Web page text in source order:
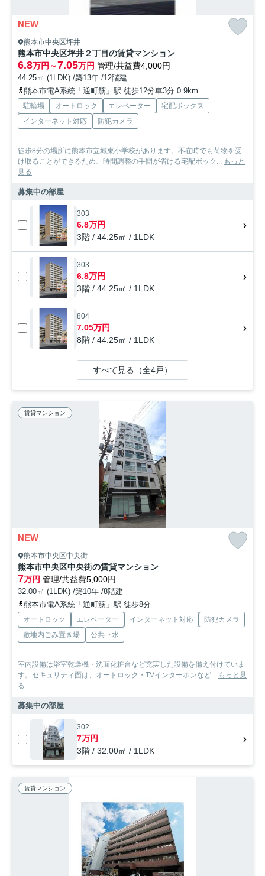
NEW
熊本市中央区坪井
熊本市中央区坪井２丁目の賃貸マンション
6.8万円～7.05万円 管理/共益費4,000円
44.25㎡ (1LDK) /築13年 /12階建
熊本市電A系統「通町筋」駅 徒歩12分車3分 0.9km
駐輪場 オートロック エレベーター
宅配ボックス
インターネット対応
防犯カメラ
徒歩8分の場所に熊本市立城東小学校があります。不在時でも荷物を受
け取ることができるため、時間調整の手間が省ける宅配ボック... もっと
見る
募集中の部屋
303
6.8万円
3階 / 44.25㎡ / 1LDK
303
6.8万円
3階 / 44.25㎡ / 1LDK
804
7.05万円
8階 / 44.25㎡ / 1LDK
すべて見る（全4戸）
賃貸マンション
NEW
熊本市中央区中央街
熊本市中央区中央街の賃貸マンション
7万円 管理/共益費5,000円
32.00㎡ (1LDK) /築10年 /8階建
熊本市電A系統「通町筋」駅 徒歩8分
オートロック エレベーター インターネット対応
防犯カメラ
敷地内ごみ置き場
公共下水
室内設備は浴室乾燥機・洗面化粧台など充実した設備を備え付けていま
す。セキュリティ面は、オートロック・TVインターホンなど... もっと見
る
募集中の部屋
302
7万円
3階 / 32.00㎡ / 1LDK
賃貸マンション